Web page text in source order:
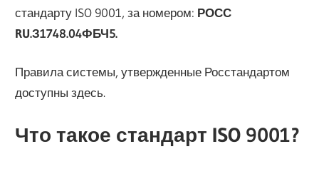
стандарту ISO 9001, за номером: РОСС
RU.З1748.04ФБЧ5.
Правила системы, утвержденные Росстандартом
доступны здесь.
Что такое стандарт ISO 9001?